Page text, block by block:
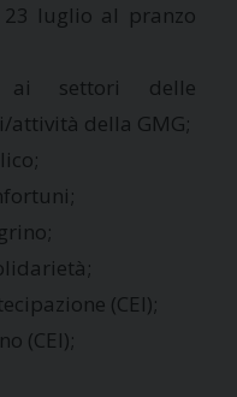
luglio al pranzo
settori delle
attività della GMG;
(CEI);
(CEI);